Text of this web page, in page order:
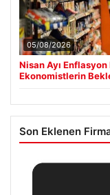
05/08/2026
Nisan Ayı
Ekonomistlerin
Son Eklenen